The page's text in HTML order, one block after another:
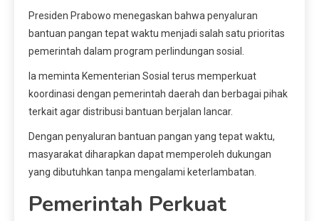
Presiden Prabowo menegaskan bahwa penyaluran
bantuan pangan tepat waktu menjadi salah satu prioritas
pemerintah dalam program perlindungan sosial.
Ia meminta Kementerian Sosial terus memperkuat
koordinasi dengan pemerintah daerah dan berbagai pihak
terkait agar distribusi bantuan berjalan lancar.
Dengan penyaluran bantuan pangan yang tepat waktu,
masyarakat diharapkan dapat memperoleh dukungan
yang dibutuhkan tanpa mengalami keterlambatan.
Pemerintah Perkuat